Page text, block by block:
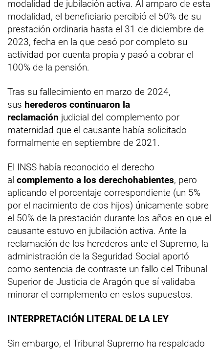
modalidad de jubilación activa. Al amparo de esta
modalidad, el beneficiario percibió el 50% de su
prestación ordinaria hasta el 31 de diciembre de
2023, fecha en la que cesó por completo su
actividad por cuenta propia y pasó a cobrar el
100% de la pensión.
Tras su fallecimiento en marzo de 2024,
sus herederos continuaron la
reclamación judicial del complemento por
maternidad que el causante había solicitado
formalmente en septiembre de 2021.
El INSS había reconocido el derecho
al complemento a los derechohabientes, pero
aplicando el porcentaje correspondiente (un 5%
por el nacimiento de dos hijos) únicamente sobre
el 50% de la prestación durante los años en que el
causante estuvo en jubilación activa. Ante la
reclamación de los herederos ante el Supremo, la
administración de la Seguridad Social aportó
como sentencia de contraste un fallo del Tribunal
Superior de Justicia de Aragón que sí validaba
minorar el complemento en estos supuestos.
INTERPRETACIÓN LITERAL DE LA LEY
Sin embargo, el Tribunal Supremo ha respaldado